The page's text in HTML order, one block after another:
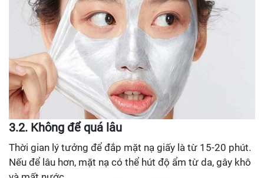
3.2. Không để quá lâu
Thời gian lý tưởng để đắp mặt nạ giấy là từ 15-20 phút.
Nếu để lâu hơn, mặt nạ có thể hút độ ẩm từ da, gây khô